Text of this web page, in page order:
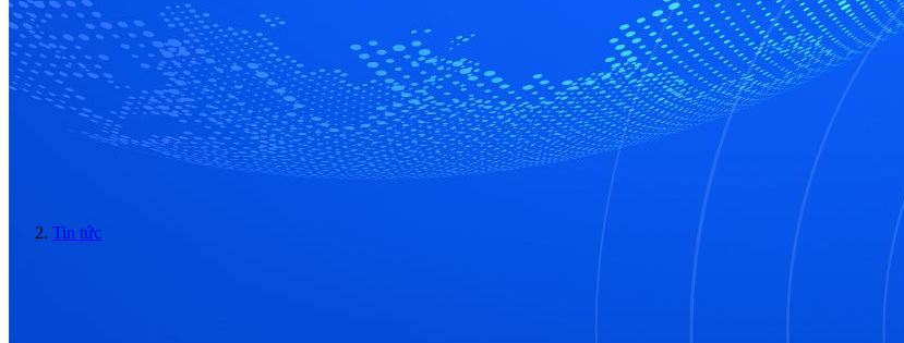
Tin tức